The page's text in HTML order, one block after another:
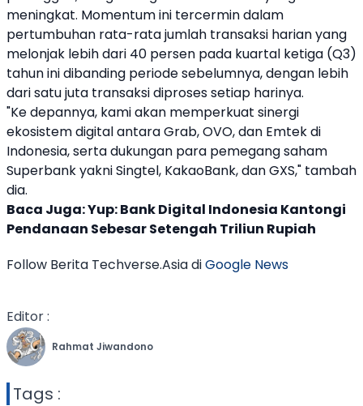
meningkat. Momentum ini tercermin dalam
pertumbuhan rata-rata jumlah transaksi harian yang
melonjak lebih dari 40 persen pada kuartal ketiga (Q3)
tahun ini dibanding periode sebelumnya, dengan lebih
dari satu juta transaksi diproses setiap harinya.
"Ke depannya, kami akan memperkuat sinergi
ekosistem digital antaraGrab,OVO, dan Emtek di
Indonesia, serta dukungan para pemegangsaham
Superbankyakni Singtel, KakaoBank, dan GXS," tambah
dia.
Baca Juga:Yup: Bank Digital Indonesia Kantongi
Pendanaan Sebesar Setengah Triliun Rupiah
Follow Berita Techverse.Asia diGoogle News
Editor :
Rahmat Jiwandono
Tags :